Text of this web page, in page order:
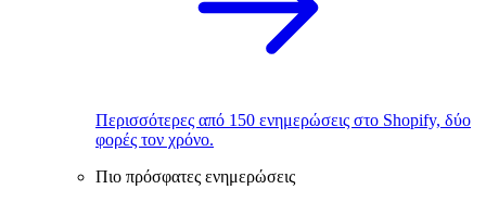
Περισσότερες από 150 ενημερώσεις στο Shopify, δύο
φορές τον χρόνο.
Πιο πρόσφατες ενημερώσεις